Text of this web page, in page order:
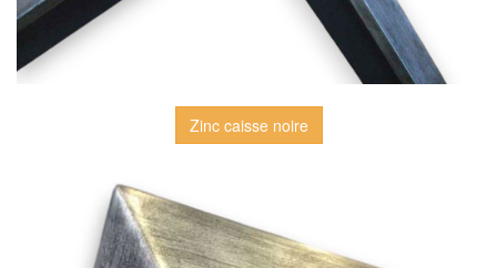
Zinc caisse noire